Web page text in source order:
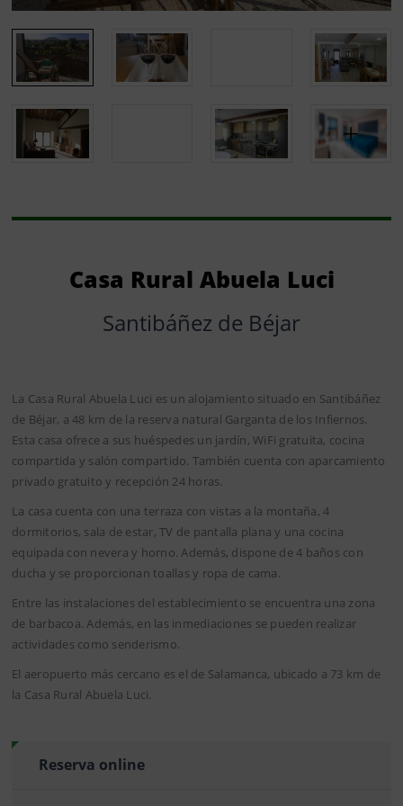
Casa Rural Abuela Luci
Santibáñez de Béjar
La Casa Rural Abuela Luci es un alojamiento situado en Santibáñez
de Béjar, a 48 km de la reserva natural Garganta de los Infiernos.
Esta casa ofrece a sus huéspedes un jardín, WiFi gratuita, cocina
compartida y salón compartido. También cuenta con aparcamiento
privado gratuito y recepción 24 horas.
La casa cuenta con una terraza con vistas a la montaña, 4
dormitorios, sala de estar, TV de pantalla plana y una cocina
equipada con nevera y horno. Además, dispone de 4 baños con
ducha y se proporcionan toallas y ropa de cama.
Entre las instalaciones del establecimiento se encuentra una zona
de barbacoa. Además, en las inmediaciones se pueden realizar
actividades como senderismo.
El aeropuerto más cercano es el de Salamanca, ubicado a 73 km de
la Casa Rural Abuela Luci.
Reserva online